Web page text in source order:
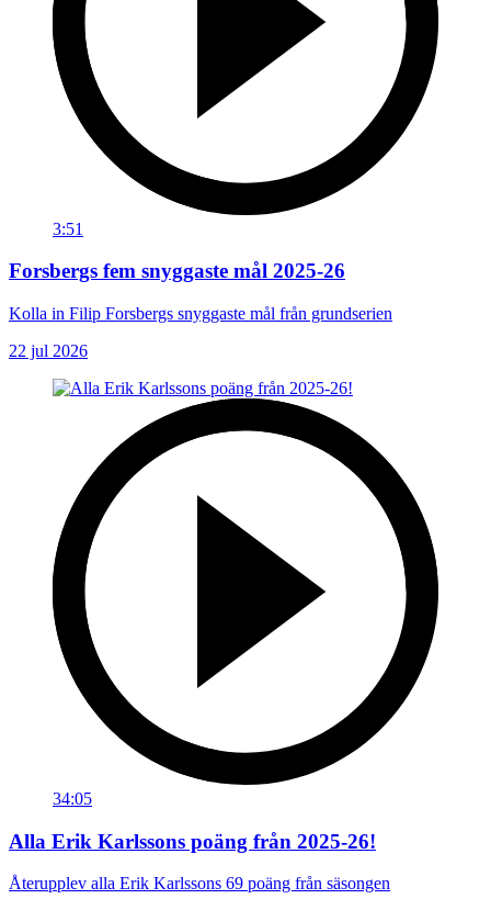
3:51
Forsbergs fem snyggaste mål 2025-26
Kolla in Filip Forsbergs snyggaste mål från grundserien
22 jul 2026
34:05
Alla Erik Karlssons poäng från 2025-26!
Återupplev alla Erik Karlssons 69 poäng från säsongen